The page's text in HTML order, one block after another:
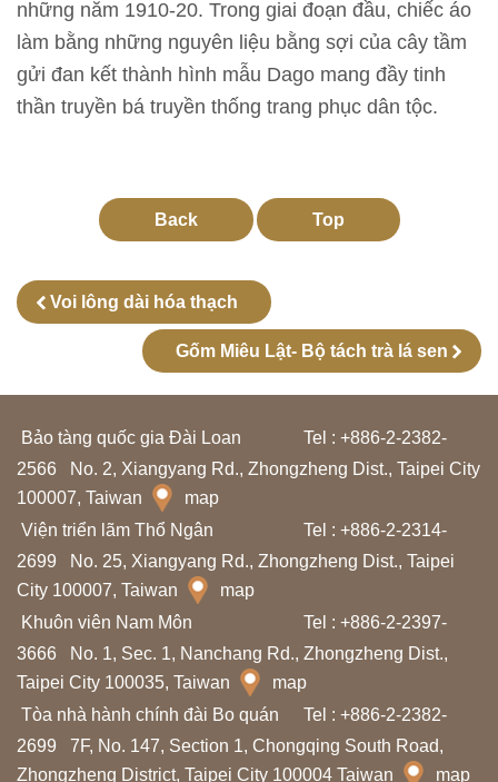
ồ
n
t
ư
ọ
ậ
p
N
g
h
i
ê
n
c
ứ
u
những năm 1910-20. Trong giai đoạn đầu, chiếc áo
làm bằng những nguyên liệu bằng sợi của cây tầm
gửi đan kết thành hình mẫu Dago mang đầy tinh
thần truyền bá truyền thống trang phục dân tộc.
Back Top
Voi lông dài hóa thạch
Gốm Miêu Lật- Bộ tách trà lá sen
Bảo tàng quốc gia Đài Loan
Tel : +886-2-2382-
2566
No. 2, Xiangyang Rd., Zhongzheng Dist., Taipei City
100007, Taiwan
map
Viện triển lãm Thổ Ngân
Tel : +886-2-2314-
2699
No. 25, Xiangyang Rd., Zhongzheng Dist., Taipei
City 100007, Taiwan
map
Khuôn viên Nam Môn
Tel : +886-2-2397-
3666
No. 1, Sec. 1, Nanchang Rd., Zhongzheng Dist.,
Taipei City 100035, Taiwan
map
Tòa nhà hành chính đài Bo quán
Tel : +886-2-2382-
2699
7F, No. 147, Section 1, Chongqing South Road,
Zhongzheng District, Taipei City 100004 Taiwan
map